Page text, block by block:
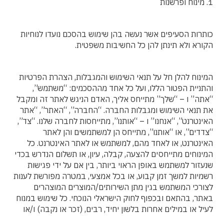
1. מינוח ופרשנות
כותרות הסעיפים אשר נעשה בהן שימוש בהסכם נועדו לנוחיות
הקורא ולא תינתן להן כל החשיבות משפטית.
המינוח להלן חל על תנאי השימוש והמגבלות, הצהרת הפרטיות
והתניית הפטור הללו, ועל כל אחד מההסכמים: “משתמש”,
“אתה” ו – “שלך” מתייחס אליך, האדם הניגש לאתר זה ומקבל
את תנאי השימוש ומגבלות החברה. “החברה”, “האתר”, “אתר
האינטרנט”, “אנחנו” ו – “אותנו”, מתייחסות לחברה שלנו. “צד”,
“צדדים”, או “אותנו”, מתייחס הן למשתמשים והן לאתר
האינטרנט, או לאחד מהם, למשתמש או לאתר האינטרנט. כל
המינוחים מתייחסים להצעה, קבלה, עיון, או תשלום הנדרש בכדי
שנעזור למשתמש באופן הראוי ביותר, בין אם על ידי פגישות
רשמיות למשך זמן קבוע, או בכל אמצעי, במטרה מפורשת לענות
לצורכי המשתמש בגין מתן השירותים/המוצרים המוצהרים
באתר, בהתאם ובכפוף לחוק הישראלי הנוכחי. כל שימוש במנוח
לעיל או במילים אחרות בלשון יחיד, רבים, (זכר או נקבה) ו/או